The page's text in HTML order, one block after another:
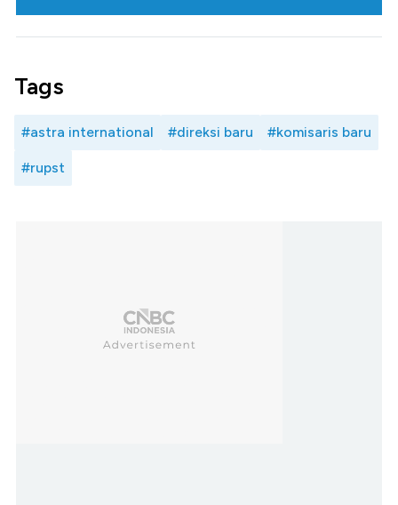
Tags
#astra international #direksi baru #komisaris baru
#rupst